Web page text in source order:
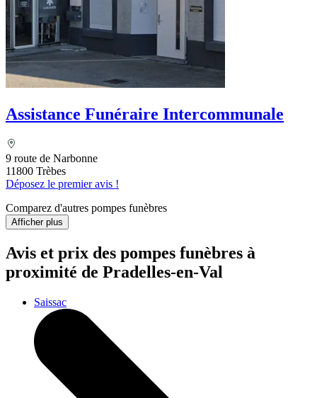
Assistance Funéraire Intercommunale
9 route de Narbonne
11800 Trèbes
Déposez le premier avis !
Comparez d'autres pompes funèbres
Afficher plus
Avis et prix des pompes funèbres à
proximité de Pradelles-en-Val
Saissac